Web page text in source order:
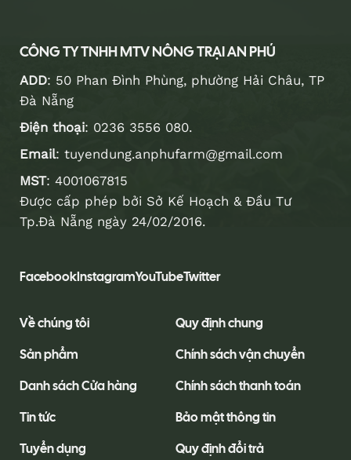
CÔNG TY TNHH MTV NÔNG TRẠI AN PHÚ
ADD: 50 Phan Đình Phùng, phường Hải Châu, TP
Đà Nẵng
Điện thoại: 0236 3556 080.
Email: tuyendung.anphufarm@gmail.com
MST: 4001067815
Được cấp phép bởi Sở Kế Hoạch & Đầu Tư
Tp.Đà Nẵng ngày 24/02/2016.
FacebookInstagramYouTubeTwitter
Về chúng tôi
Sản phẩm
Danh sách Cửa hàng
Tin tức
Tuyển dụng
Quy định chung
Chính sách vận chuyển
Chính sách thanh toán
Bảo mật thông tin
Quy định đổi trả